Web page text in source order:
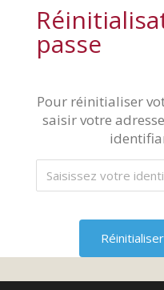
passe
Pour réinitialiser
saisir votre